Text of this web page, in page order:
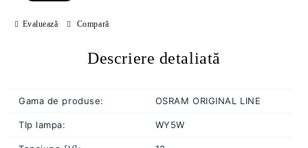
Evaluează Compară
Descriere detaliată
Gama de produse: OSRAM ORIGINAL LINE
TIp lampa: WY5W